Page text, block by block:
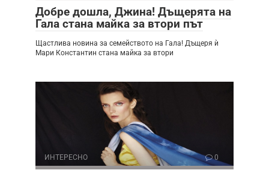
Добре дошла, Джина! Дъщерята на
Гала стана майка за втори път
Щастлива новина за семейството на Гала! Дъщеря ѝ
Мари Константин стана майка за втори
ИНТЕРЕСНО 0